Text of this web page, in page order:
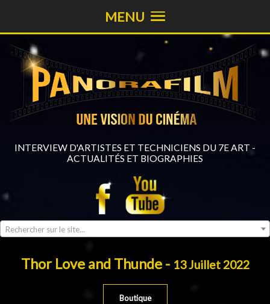
INTERVIEW D'ARTISTES ET TECHNICIENS DU 7E ART -
ACTUALITÉS ET BIOGRAPHIES
Rechercher sur le site...
MENU
Thor Love and Thunde - 13 Juillet 2022
Boutique